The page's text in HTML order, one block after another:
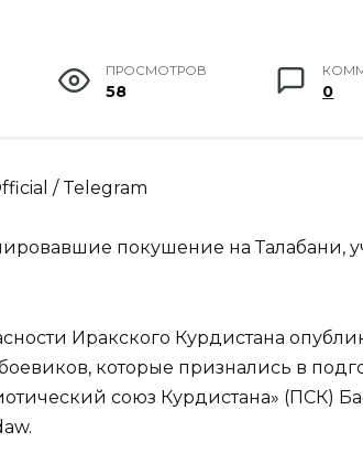
ПРОСМОТРОВ
58 0
/ Telegram
покушение на Талабани,
Иракского Курдистана
которые признались в
союз Курдистана» (ПСК)